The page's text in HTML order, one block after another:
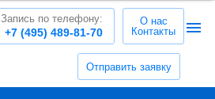
Отправить заявку
+7 (495) 489-81-70
Запись по телефону:
О нас
Контакты